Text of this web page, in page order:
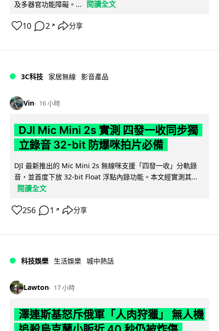
及多器官功能障礙。...
閱讀全文
10 2 ↗ 分享
3C科技 家居無線 影音產品
Vin 16 小時
DJI Mic Mini 2s 實測 四發一收同步獨
立錄音 32-bit 防爆咪拍片必備
DJI 最新推出的 Mic Mini 2s 無線咪支援「四發一收」分軌錄
音，並首度下放 32-bit Float 浮點內錄功能。本文經實測其...
閱讀全文
256 1 ↗ 分享
科技娛樂 生活娛樂 城中熱話
Lawton 17 小時
澤連斯基怒斥俄軍「人肉狩獵」 無人機